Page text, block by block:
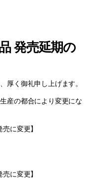
発売延期の
厚く御礼申し上げます。
産の都合により変更にな
売に変更】
売に変更】